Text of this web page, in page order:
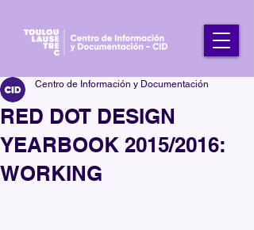
RED DOT DESIGN
YEARBOOK 2015/2016:
WORKING
Centro de Información y Documentación